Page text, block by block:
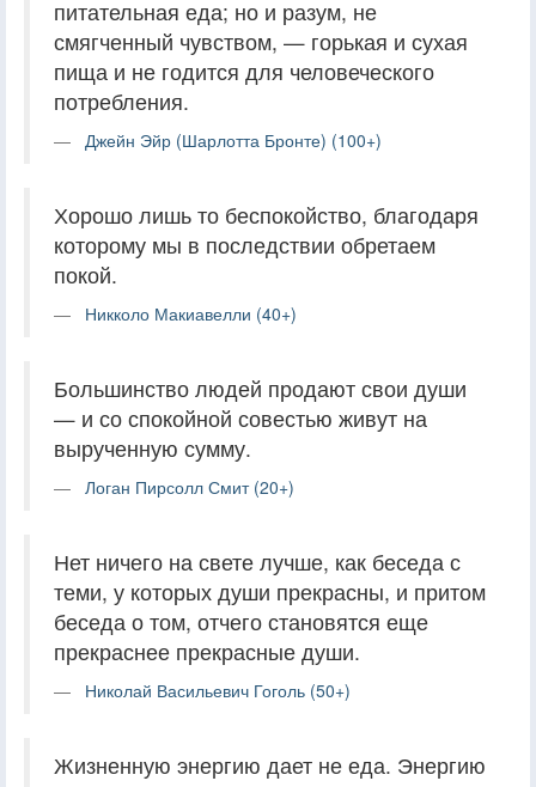
питательная еда; но и разум, не
смягченный чувством, — горькая и сухая
пища и не годится для человеческого
потребления.
Джейн Эйр (Шарлотта Бронте) (100+)
Хорошо лишь то беспокойство, благодаря
которому мы в последствии обретаем
покой.
Никколо Макиавелли (40+)
Большинство людей продают свои души
— и со спокойной совестью живут на
вырученную сумму.
Логан Пирсолл Смит (20+)
Нет ничего на свете лучше, как беседа с
теми, у которых души прекрасны, и притом
беседа о том, отчего становятся еще
прекраснее прекрасные души.
Николай Васильевич Гоголь (50+)
Жизненную энергию дает не еда. Энергию